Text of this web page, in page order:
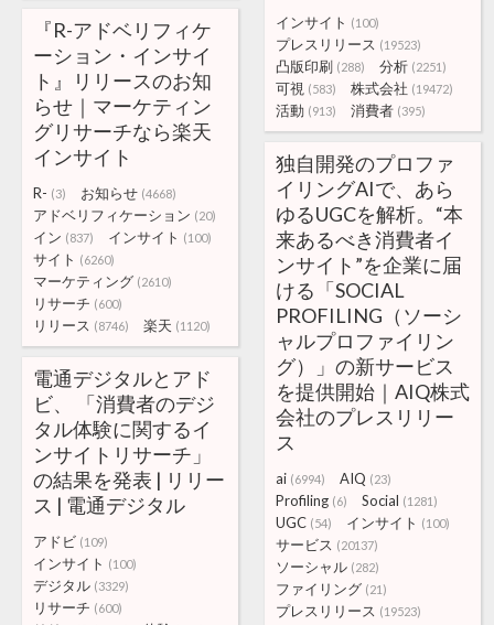
インサイト (100)
プレスリリース (19523)
凸版印刷 (288) 分析 (2251)
可視 (583) 株式会社 (19472)
活動 (913) 消費者 (395)
『R-アドベリフィケ
ーション・インサイ
ト』リリースのお知
らせ｜マーケティン
グリサーチなら楽天
インサイト
R- (3) お知らせ (4668)
アドベリフィケーション (20)
イン (837) インサイト (100)
サイト (6260)
マーケティング (2610)
リサーチ (600)
リリース (8746) 楽天 (1120)
独自開発のプロファ
イリングAIで、あら
ゆるUGCを解析。“本
来あるべき消費者イ
ンサイト”を企業に届
ける「SOCIAL
PROFILING（ソーシ
ャルプロファイリン
グ）」の新サービス
を提供開始｜AIQ株式
会社のプレスリリー
ス
ai (6994) AIQ (23)
Profiling (6) Social (1281)
UGC (54) インサイト (100)
サービス (20137)
ソーシャル (282)
ファイリング (21)
プレスリリース (19523)
電通デジタルとアド
ビ、 「消費者のデジ
タル体験に関するイ
ンサイトリサーチ」
の結果を発表 | リリー
ス | 電通デジタル
アドビ (109)
インサイト (100)
デジタル (3329)
リサーチ (600)